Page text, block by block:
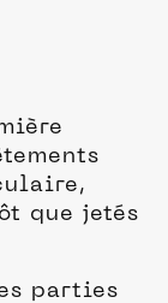
que jetés
parties